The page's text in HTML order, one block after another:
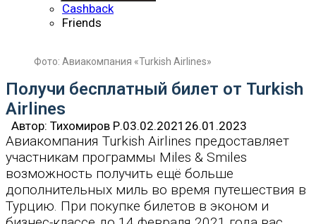
Cashback
Friends
Фото: Авиакомпания «Turkish Airlines»
Получи бесплатный билет от Turkish
Airlines
Автор: Тихомиров Р.03.02.2021 26.01.2023
Авиакомпания Turkish Airlines предоставляет
участникам программы Miles & Smiles
возможность получить ещё больше
дополнительных миль во время путешествия в
Турцию. При покупке билетов в эконом и